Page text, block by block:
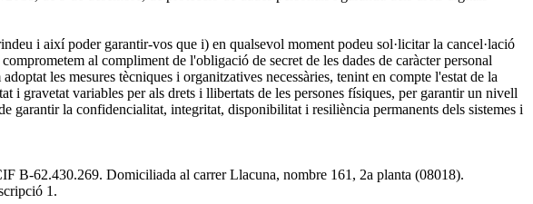
i així poder garantir-vos que i) en qualsevol moment podeu sol·licitar la cancel·lació
al compliment de l'obligació de secret de les dades de caràcter personal
les mesures tècniques i organitzatives necessàries, tenint en compte l'estat de la
i gravetat variables per als drets i llibertats de les persones físiques, per garantir un nivell
garantir la confidencialitat, integritat, disponibilitat i resiliència permanents dels sistemes i
62.430.269. Domiciliada al carrer Llacuna, nombre 161, 2a planta (08018).
1.